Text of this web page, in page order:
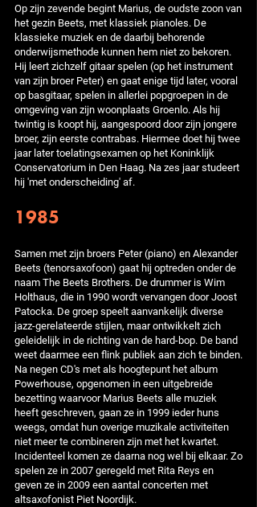
Op zijn zevende begint Marius, de oudste zoon van
het gezin Beets, met klassiek pianoles. De
klassieke muziek en de daarbij behorende
onderwijsmethode kunnen hem niet zo bekoren.
Hij leert zichzelf gitaar spelen (op het instrument
van zijn broer Peter) en gaat enige tijd later, vooral
op basgitaar, spelen in allerlei popgroepen in de
omgeving van zijn woonplaats Groenlo. Als hij
twintig is koopt hij, aangespoord door zijn jongere
broer, zijn eerste contrabas. Hiermee doet hij twee
jaar later toelatingsexamen op het Koninklijk
Conservatorium in Den Haag. Na zes jaar studeert
hij 'met onderscheiding' af.
1985
Samen met zijn broers Peter (piano) en Alexander
Beets (tenorsaxofoon) gaat hij optreden onder de
naam The Beets Brothers. De drummer is Wim
Holthaus, die in 1990 wordt vervangen door Joost
Patocka. De groep speelt aanvankelijk diverse
jazz-gerelateerde stijlen, maar ontwikkelt zich
geleidelijk in de richting van de hard-bop. De band
weet daarmee een flink publiek aan zich te binden.
Na negen CD's met als hoogtepunt het album
Powerhouse, opgenomen in een uitgebreide
bezetting waarvoor Marius Beets alle muziek
heeft geschreven, gaan ze in 1999 ieder huns
weegs, omdat hun overige muzikale activiteiten
niet meer te combineren zijn met het kwartet.
Incidenteel komen ze daarna nog wel bij elkaar. Zo
spelen ze in 2007 geregeld met Rita Reys en
geven ze in 2009 een aantal concerten met
altsaxofonist Piet Noordijk.